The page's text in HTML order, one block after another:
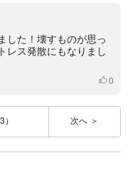
した！壊すものが思っ
レス発散にもなりまし
いいね
0
次へ